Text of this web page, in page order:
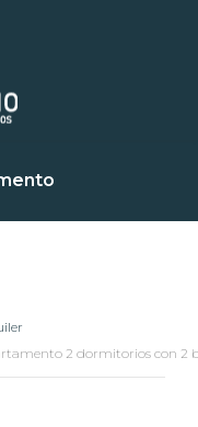
2 dormitorios con 2